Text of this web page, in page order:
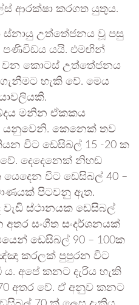
ආරක්ෂා කරගත යුතුය.
ස්නායු උත්තේජනය වූ පසු
පණිවිඩය යයි. එමඟින්
වන කොටස් උත්තේජනය
හැකි වේ. මෙය
මනින ඒකකය
යනුවෙනි. කෙනෙක් තව
විට ඩෙසිබල් 15 -20 ක
දෙදෙනෙක් නිහඬ
විට ඩෙසිබල් 40 –
පිටවනු ඇත.
ස්ථානයක ඩෙසිබල්
අතර සංගීත සංදර්ශනයක්
ඩෙසිබල් 90 – 100ක
කරලක් පුපුරන විට
ය. අපේ කනට දැරිය හැකි
අතර වේ. ඒ අනුව කනට